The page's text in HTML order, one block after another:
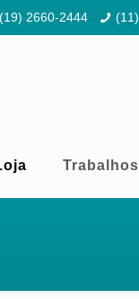
(19) 2660-2444